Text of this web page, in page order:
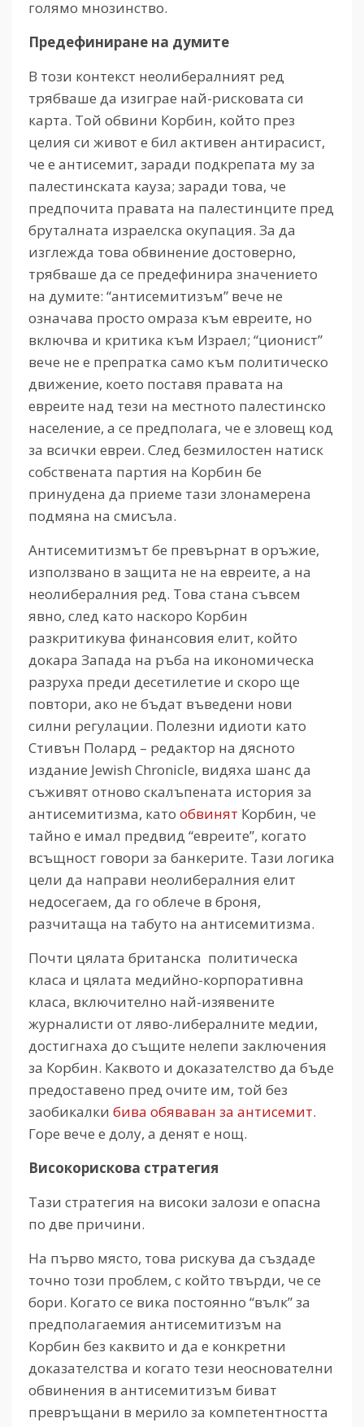
голямо мнозинство.
Предефиниране на думите
В този контекст неолибералният ред
трябваше да изиграе най-рисковата си
карта. Той обвини Корбин, който през
целия си живот е бил активен антирасист,
че е антисемит, заради подкрепата му за
палестинската кауза; заради това, че
предпочита правата на палестинците пред
бруталната израелска окупация. За да
изглежда това обвинение достоверно,
трябваше да се предефинира значението
на думите: “антисемитизъм” вече не
означава просто омраза към евреите, но
включва и критика към Израел; “ционист”
вече не е препратка само към политическо
движение, което поставя правата на
евреите над тези на местното палестинско
население, а се предполага, че е зловещ код
за всички евреи. След безмилостен натиск
собствената партия на Корбин бе
принудена да приеме тази злонамерена
подмяна на смисъла.
Антисемитизмът бе превърнат в оръжие,
използвано в защита не на евреите, а на
неолибералния ред. Това стана съвсем
явно, след като наскоро Корбин
разкритикува финансовия елит, който
докара Запада на ръба на икономическа
разруха преди десетилетие и скоро ще
повтори, ако не бъдат въведени нови
силни регулации. Полезни идиоти като
Стивън Полард – редактор на дясното
издание Jewish Chronicle, видяха шанс да
съживят отново скалъпената история за
антисемитизма, като обвинят Корбин, че
тайно е имал предвид “евреите”, когато
всъщност говори за банкерите. Тази логика
цели да направи неолибералния елит
недосегаем, да го облече в броня,
разчитаща на табуто на антисемитизма.
Почти цялата британска политическа
класа и цялата медийно-корпоративна
класа, включително най-изявените
журналисти от ляво-либералните медии,
достигнаха до същите нелепи заключения
за Корбин. Каквото и доказателство да бъде
предоставено пред очите им, той без
заобикалки бива обяваван за антисемит.
Горе вече е долу, а денят е нощ.
Високорискова стратегия
Тази стратегия на високи залози е опасна
по две причини.
На първо място, това рискува да създаде
точно този проблем, с който твърди, че се
бори. Когато се вика постоянно “вълк” за
предполагаемия антисемитизъм на
Корбин без каквито и да е конкретни
доказателства и когато тези неоснователни
обвинения в антисемитизъм биват
превръщани в мерило за компетентността